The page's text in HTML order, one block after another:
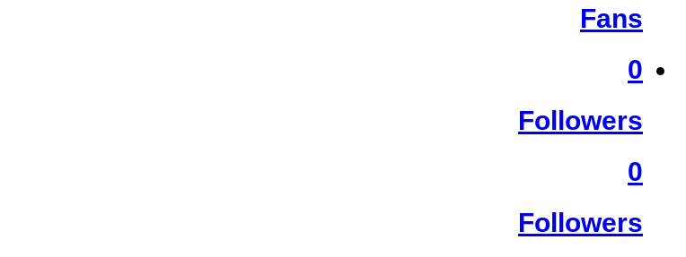
Fans
0
Followers
0
Followers